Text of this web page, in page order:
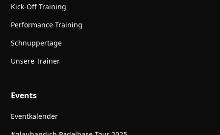
Kick-Off Training
Performance Training
Schnuppertage
Unsere Trainer
Events
Eventkalender